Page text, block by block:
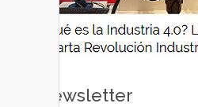
Newsletter